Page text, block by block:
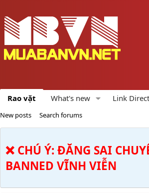
Rao vặt What's new Link
New posts Search forums
❌ CHÚ Ý: ĐĂNG SAI
BANNED VĨNH VIỄN